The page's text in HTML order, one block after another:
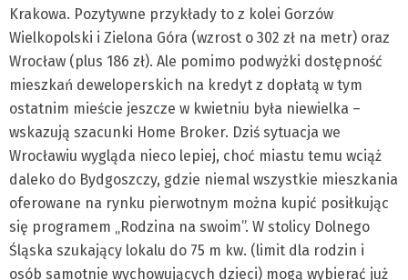
Krakowa. Pozytywne przykłady to z kolei Gorzów
Wielkopolski i Zielona Góra (wzrost o 302 zł na metr) oraz
Wrocław (plus 186 zł). Ale pomimo podwyżki dostępność
mieszkań deweloperskich na kredyt z dopłatą w tym
ostatnim mieście jeszcze w kwietniu była niewielka –
wskazują szacunki Home Broker. Dziś sytuacja we
Wrocławiu wygląda nieco lepiej, choć miastu temu wciąż
daleko do Bydgoszczy, gdzie niemal wszystkie mieszkania
oferowane na rynku pierwotnym można kupić posiłkując
się programem „Rodzina na swoim”. W stolicy Dolnego
Śląska szukający lokalu do 75 m kw. (limit dla rodzin i
osób samotnie wychowujących dzieci) mogą wybierać już